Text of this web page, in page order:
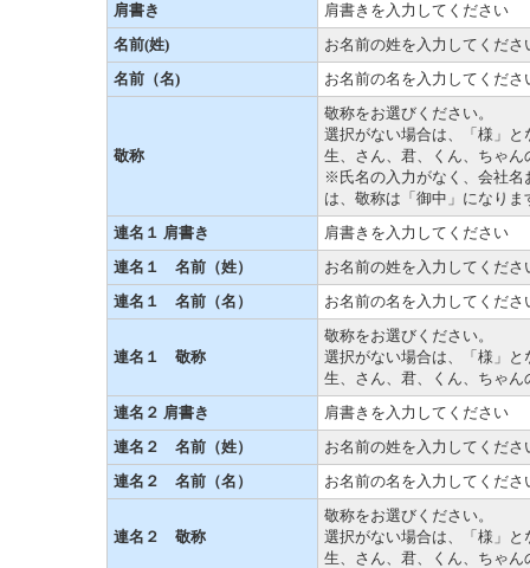
肩書き
肩書きを入力してください
名前(姓)
お名前の姓を入力してくださ
名前（名)
お名前の名を入力してくださ
敬称
敬称をお選びください。
選択がない場合は、「様」と
生、さん、君、くん、ちゃ
※氏名の入力がなく、会社名
は、敬称は「御中」になりま
連名１ 肩書き
肩書きを入力してください
連名１ 名前（姓）
お名前の姓を入力してくださ
連名１ 名前（名）
お名前の名を入力してくださ
連名１ 敬称
敬称をお選びください。
選択がない場合は、「様」
生、さん、君、くん、ちゃ
連名２ 肩書き
肩書きを入力してください
連名２ 名前（姓）
お名前の姓を入力してくださ
連名２ 名前（名）
お名前の名を入力してくださ
連名２ 敬称
敬称をお選びください。
選択がない場合は、「様」と
生、さん、君、くん、ちゃ